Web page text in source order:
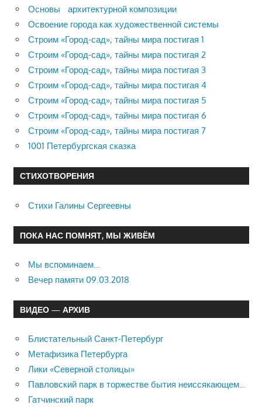
Основы архитектурной композиции
Освоение города как художественной системы
Строим «Город-сад», тайны мира постигая 1
Строим «Город-сад», тайны мира постигая 2
Строим «Город-сад», тайны мира постигая 3
Строим «Город-сад», тайны мира постигая 4
Строим «Город-сад», тайны мира постигая 5
Строим «Город-сад», тайны мира постигая 6
Строим «Город-сад», тайны мира постигая 7
1001 Петербургская сказка
СТИХОТВОРЕНИЯ
Стихи Галины Сергеевны
ПОКА НАС ПОМНЯТ, МЫ ЖИВЁМ
Мы вспоминаем…
Вечер памяти 09.03.2018
ВИДЕО — АРХИВ
Блистательный Санкт-Петербург
Метафизика Петербурга
Лики «Северной столицы»
Павловский парк в торжестве бытия неиссякающем…
Гатчинский парк